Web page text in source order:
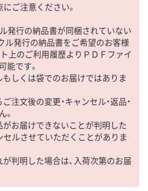
ご注意ください。
ル発行の納品書が同梱されていない
ル発行の納品書をご希望のお客様
ト上のご利用履歴よりＰＤＦファイ
能です。
もしくは袋でのお届けではありま
注文後の変更・キャンセル・返品・
。
がお届けできないことが判明した
セルさせていただくことがありま
が判明した場合は、入荷次第のお届